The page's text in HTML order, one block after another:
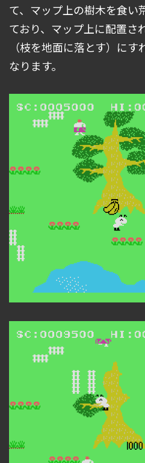
て、マップ上の樹木を食い
ており、マップ上に配置さ
（枝を地面に落とす）に
なります。